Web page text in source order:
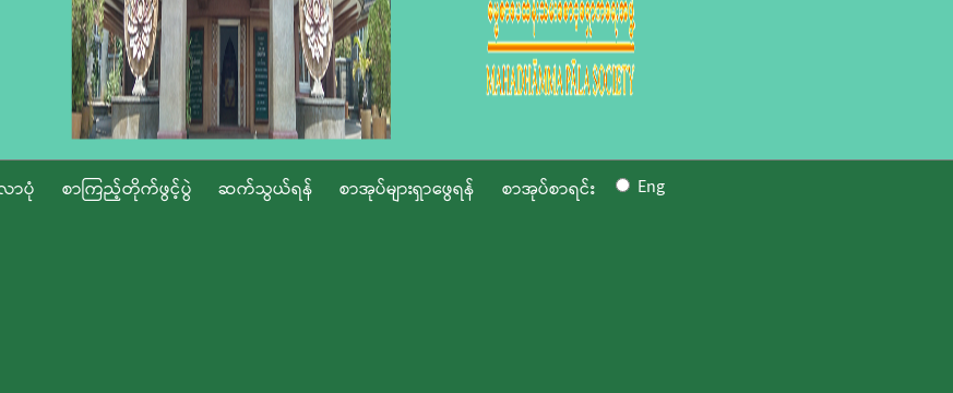
ာပုံ စာကြည့်တိုက်ဖွင့်ပွဲ ဆက်သွယ်ရန် စာအုပ်များရှာဖွေရန် စာအုပ်စာရင်း Eng